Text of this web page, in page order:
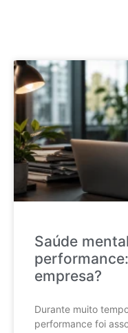
Saúde
empresa?
Durante muito
performance foi